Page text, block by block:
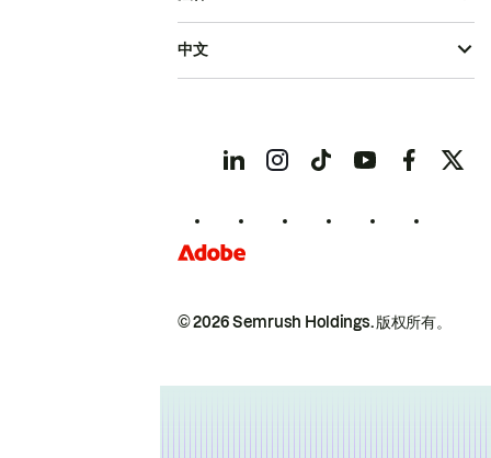
© 2026 Semrush Holdings.版权所有。
中文